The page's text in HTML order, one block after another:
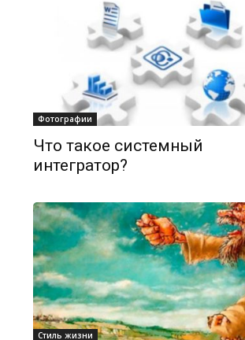
Фотографии
Что такое системный
интегратор?
Стиль жизни